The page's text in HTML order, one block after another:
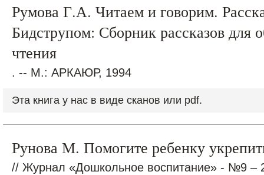
Румова Г.А. Читаем и говорим.
Бидструпом: Сборник рассказов для
чтения
. -- М.: АРКАЮР, 1994
Эта книга у нас в виде сканов или pdf.
Рунова М. Помогите ребенку
// Журнал «Дошкольное воспитание» - №9 –